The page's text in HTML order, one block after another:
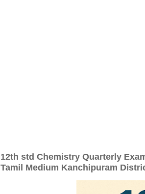
12th std Chemistry Quarterly
Tamil Medium Kanchipuram